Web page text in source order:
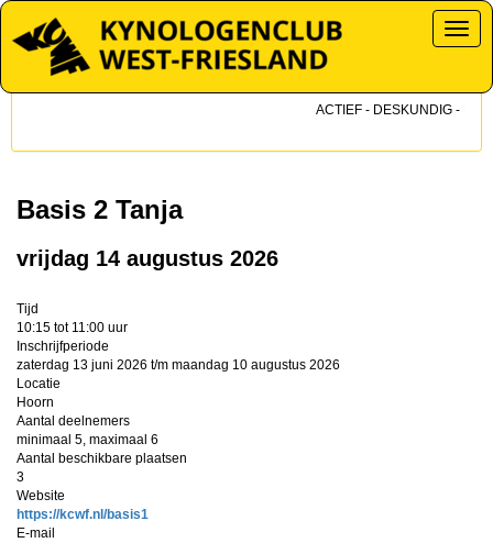
ACTIEF - DESKUNDIG -
Basis 2 Tanja
vrijdag 14 augustus 2026
Tijd
10:15 tot 11:00 uur
Inschrijfperiode
zaterdag 13 juni 2026 t/m maandag 10 augustus 2026
Locatie
Hoorn
Aantal deelnemers
minimaal 5, maximaal 6
Aantal beschikbare plaatsen
3
Website
https://kcwf.nl/basis1
E-mail